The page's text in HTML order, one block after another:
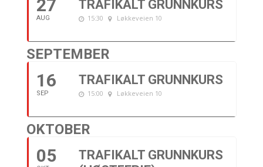
27
AUG
TRAFIKALT GRUNNKURS
15:30 Løkkeveien 10
SEPTEMBER
16
SEP
TRAFIKALT GRUNNKURS
15:00 Løkkeveien 10
OKTOBER
05
TRAFIKALT GRUNNKURS